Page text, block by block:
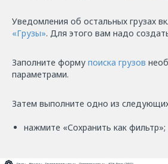
Уведомления об остальных грузах
«Грузы». Для этого вам надо
Заполните форму поиска грузов
параметрами.
Затем выполните одно из
нажмите «Сохранить как фильтр»;